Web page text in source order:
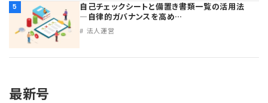
5
自己チェックシートと備置き書類一覧の活用法
―自律的ガバナンスを高め…
法人運営
最新号